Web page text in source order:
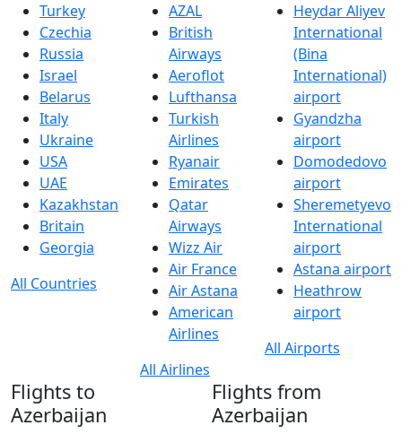
Turkey
Czechia
Russia
Israel
Belarus
Italy
Ukraine
USA
UAE
Kazakhstan
Britain
Georgia
All Countries
AZAL
British
Airways
Aeroflot
Lufthansa
Turkish
Airlines
Ryanair
Emirates
Qatar
Airways
Wizz Air
Air France
Air Astana
American
Airlines
All Airlines
Heydar Aliyev
International
(Bina
International)
airport
Gyandzha
airport
Domodedovo
airport
Sheremetyevo
International
airport
Astana airport
Heathrow
airport
All Airports
Flights to
Azerbaijan
Flights from
Azerbaijan